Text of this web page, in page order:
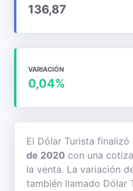
136,87
VARIACIÓN
0,04%
El Dólar Turista finalizó
de 2020 con una
la venta. La variación
también llamado Dólar